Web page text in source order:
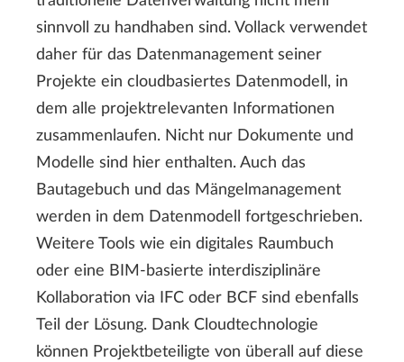
sinnvoll zu handhaben sind. Vollack verwendet
daher für das Datenmanagement seiner
Projekte ein cloudbasiertes Datenmodell, in
dem alle projektrelevanten Informationen
zusammenlaufen. Nicht nur Dokumente und
Modelle sind hier enthalten. Auch das
Bautagebuch und das Mängelmanagement
werden in dem Datenmodell fortgeschrieben.
Weitere Tools wie ein digitales Raumbuch
oder eine BIM-basierte interdisziplinäre
Kollaboration via IFC oder BCF sind ebenfalls
Teil der Lösung. Dank Cloudtechnologie
können Projektbeteiligte von überall auf diese